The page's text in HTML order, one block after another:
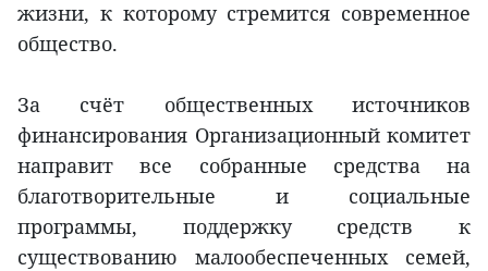
жизни, к которому стремится современное
общество.
За счёт общественных источников
финансирования Организационный комитет
направит все собранные средства на
благотворительные и социальные
программы, поддержку средств к
существованию малообеспеченных семей,